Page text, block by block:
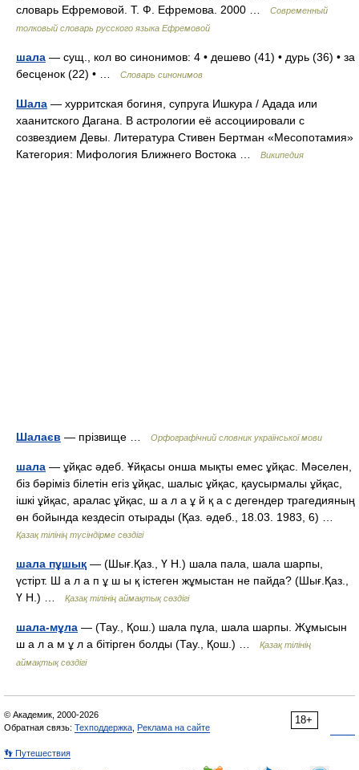
словарь Ефремовой. Т. Ф. Ефремова. 2000 …
Современный
толковый словарь русского языка Ефремовой
шала — сущ., кол во синонимов: 4 • дешево (41) • дурь (36) • за
бесценок (22) • …
Словарь синонимов
Шала — хурритская богиня, супруга Ишкура / Адада или
хаанитского Дагана. В астрологии её ассоциировали с
созвездием Девы. Литература Стивен Бертман «Месопотамия»
Категория: Мифология Ближнего Востока …
Википедия
Шалаєв — прізвище … Орфографічний словник української мови
шала — ұйқас әдеб. Ұйқасы онша мықты емес ұйқас. Мәселен,
біз бәріміз білетін егіз ұйқас, шалыс ұйқас, қаусырмалы ұйқас,
ішкі ұйқас, аралас ұйқас, ш а л а ұ й қ а с дегендер трагедияның
өн бойында кездесіп отырады (Қаз. әдеб., 18.03. 1983, 6) …
Қазақ тілінің түсіндірме сөздігі
шала пұшық — (Шығ.Қаз., Ү Н.) шала пала, шала шарпы,
үстірт. Ш а л а п ұ ш ы қ істеген жұмыстан не пайда? (Шығ.Қаз.,
Ү Н.) …
Қазақ тілінің аймақтық сөздігі
шала-мұла — (Тау., Қош.) шала пұла, шала шарпы. Жұмысын
ш а л а м ұ л а бітірген болды (Тау., Қош.) …
Қазақ тілінің
аймақтық сөздігі
18+
© Академик, 2000-2026
Обратная связь: Техподдержка Реклама на сайте
👣 Путешествия